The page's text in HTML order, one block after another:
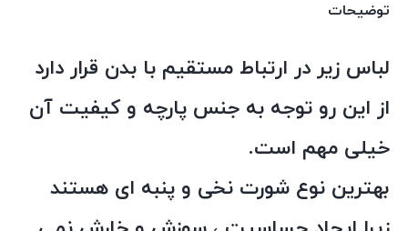
توضیحات
لباس زیر در ارتباط مستقیم با بدن قرار دارد
از این رو توجه به جنس پارچه و کیفیت آن
خیلی مهم است.
بهترین نوع شورت نخی و پنبه ای هستند